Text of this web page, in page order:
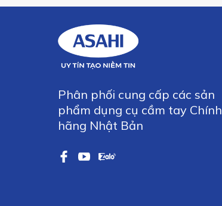
Phân phối cung cấp các sản
phẩm dụng cụ cầm tay Chính
hãng Nhật Bản